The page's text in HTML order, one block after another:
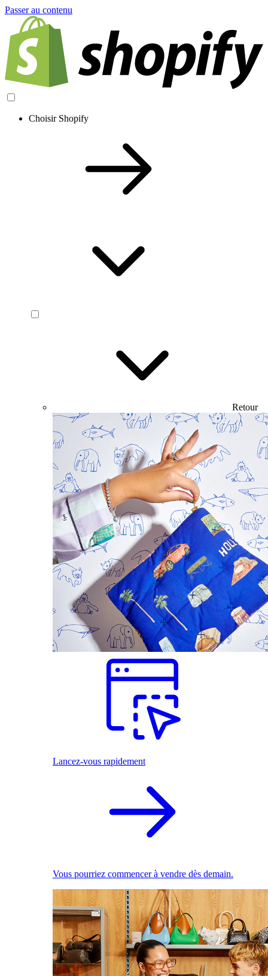
Passer au contenu
Choisir Shopify
Retour
Lancez-vous rapidement
Vous pourriez commencer à vendre dès demain.